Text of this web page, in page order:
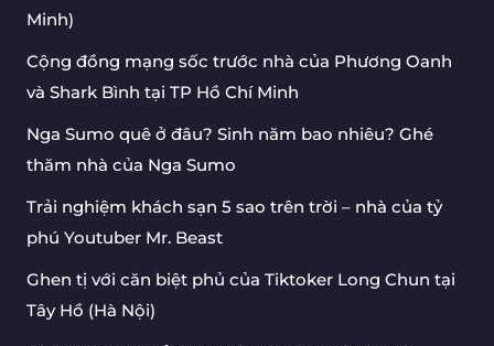
Minh)
Cộng đồng mạng sốc trước nhà của Phương Oanh
và Shark Bình tại TP Hồ Chí Minh
Nga Sumo quê ở đâu? Sinh năm bao nhiêu? Ghé
thăm nhà của Nga Sumo
Trải nghiệm khách sạn 5 sao trên trời – nhà của tỷ
phú Youtuber Mr. Beast
Ghen tị với căn biệt phủ của Tiktoker Long Chun tại
Tây Hồ (Hà Nội)